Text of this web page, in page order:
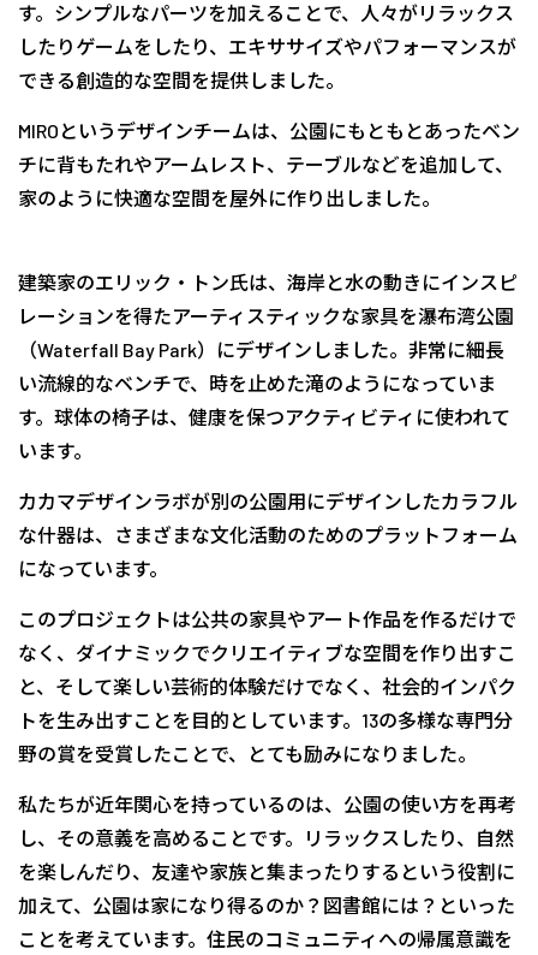
す。シンプルなパーツを加えることで、人々がリラックス
したりゲームをしたり、エキササイズやパフォーマンスが
できる創造的な空間を提供しました。
MIROというデザインチームは、公園にもともとあったベン
チに背もたれやアームレスト、テーブルなどを追加して、
家のように快適な空間を屋外に作り出しました。
建築家のエリック・トン氏は、海岸と水の動きにインスピ
レーションを得たアーティスティックな家具を瀑布湾公園
（Waterfall Bay Park）にデザインしました。非常に細長
い流線的なベンチで、時を止めた滝のようになっていま
す。球体の椅子は、健康を保つアクティビティに使われて
います。
カカマデザインラボが別の公園用にデザインしたカラフル
な什器は、さまざまな文化活動のためのプラットフォーム
になっています。
このプロジェクトは公共の家具やアート作品を作るだけで
なく、ダイナミックでクリエイティブな空間を作り出すこ
と、そして楽しい芸術的体験だけでなく、社会的インパク
トを生み出すことを目的としています。13の多様な専門分
野の賞を受賞したことで、とても励みになりました。
私たちが近年関心を持っているのは、公園の使い方を再考
し、その意義を高めることです。リラックスしたり、自然
を楽しんだり、友達や家族と集まったりするという役割に
加えて、公園は家になり得るのか？図書館には？といった
ことを考えています。住民のコミュニティへの帰属意識を